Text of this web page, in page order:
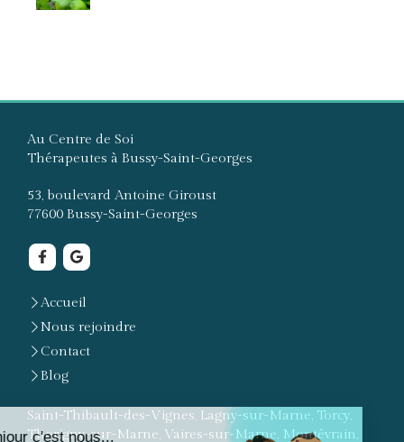
Au Centre de Soi
Thérapeutes à Bussy-Saint-Georges
53, boulevard Antoine Giroust
77600 Bussy-Saint-Georges
Accueil
Nous rejoindre
Contact
Blog
Saint-Thibault-des-Vignes, Lagny-sur-Marne, Torcy,
Thorigny-sur-Marne, Vaires-sur-Marne, Montévrain,